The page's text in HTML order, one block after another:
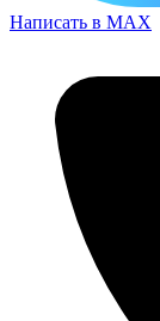
Написать в MAX